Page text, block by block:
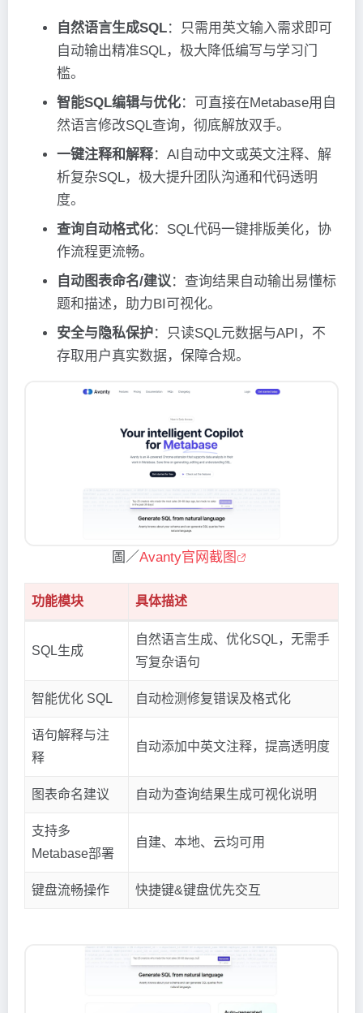
自然语言生成SQL：只需用英文输入需求即可
自动输出精准SQL，极大降低编写与学习门
槛。
智能SQL编辑与优化：可直接在Metabase用自
然语言修改SQL查询，彻底解放双手。
一键注释和解释：AI自动中文或英文注释、解
析复杂SQL，极大提升团队沟通和代码透明
度。
查询自动格式化：SQL代码一键排版美化，协
作流程更流畅。
自动图表命名/建议：查询结果自动输出易懂标
题和描述，助力BI可视化。
安全与隐私保护：只读SQL元数据与API，不
存取用户真实数据，保障合规。
圖／Avanty官网截图
功能模块 具体描述
SQL生成
自然语言生成、优化SQL，无需手
写复杂语句
智能优化 SQL 自动检测修复错误及格式化
语句解释与注
释
自动添加中英文注释，提高透明度
图表命名建议 自动为查询结果生成可视化说明
支持多
Metabase部署
自建、本地、云均可用
键盘流畅操作 快捷键&键盘优先交互